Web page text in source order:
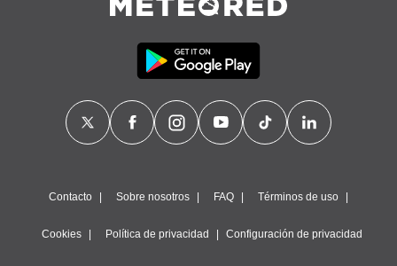
Contacto Sobre nosotros FAQ Términos de uso
Cookies Política de privacidad Configuración de privacidad